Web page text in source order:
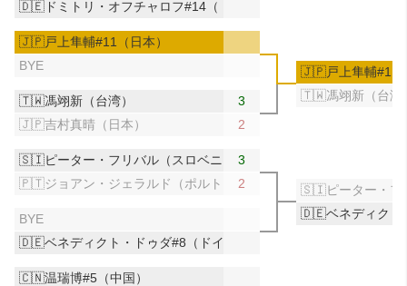
🇩🇪ドミトリ・オフチャロフ#14（ドイツ）
🇯🇵戸上隼輔#11（日本）
BYE
🇹🇼馮翊新（台湾）
3
🇯🇵吉村真晴（日本）
2
🇸🇮ピーター・フリバル（スロベニア）
3
🇵🇹ジョアン・ジェラルド（ポルトガル）
2
BYE
🇩🇪ベネディクト・ドゥダ#8（ドイツ）
🇨🇳温瑞博#5（中国）
🇯🇵戸上隼輔#11
🇹🇼馮翊新（台湾
🇸🇮ピーター・フ
🇩🇪ベネディクト